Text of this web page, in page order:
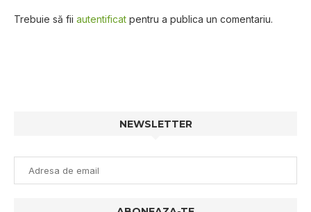
Trebuie să fii autentificat pentru a publica un comentariu.
NEWSLETTER